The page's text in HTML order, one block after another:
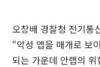
오창배 경찰청 전기통
“악성 앱을 매개로 보
되는 가운데 안랩의